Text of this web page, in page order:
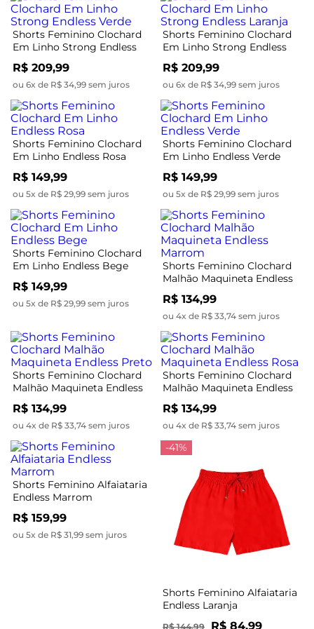
Shorts Feminino Clochard
Em Linho Strong Endless
Verde
R$ 209,99
ou 6x de R$ 34,99 sem juros
Shorts Feminino Clochard
Em Linho Strong Endless
Laranja
R$ 209,99
ou 6x de R$ 34,99 sem juros
Shorts Feminino Clochard
Em Linho Endless Rosa
R$ 149,99
ou 5x de R$ 29,99 sem juros
Shorts Feminino Clochard
Em Linho Endless Verde
R$ 149,99
ou 5x de R$ 29,99 sem juros
Shorts Feminino Clochard
Em Linho Endless Bege
R$ 149,99
ou 5x de R$ 29,99 sem juros
Shorts Feminino Clochard
Malhão Maquineta Endless
Marrom
R$ 134,99
ou 4x de R$ 33,74 sem juros
Shorts Feminino Clochard
Malhão Maquineta Endless
Preto
R$ 134,99
ou 4x de R$ 33,74 sem juros
Shorts Feminino Clochard
Malhão Maquineta Endless
Rosa
R$ 134,99
ou 4x de R$ 33,74 sem juros
Shorts Feminino Alfaiataria
Endless Marrom
R$ 159,99
ou 5x de R$ 31,99 sem juros
-41%
Shorts Feminino Alfaiataria
Endless Laranja
R$ 144,99 R$ 84,99